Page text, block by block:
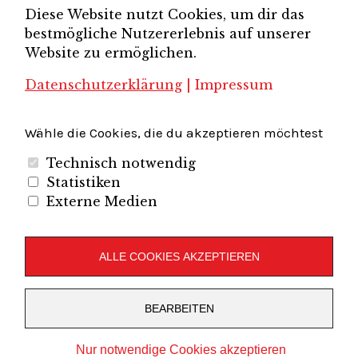
Brandenburg-Berlin e.V.
Unternehmerverband Sachsen e.V. Unternehmervereinigung Uckermark
Unternehmervereinigung Uckermark e.V.
Wirtschaftshof Spandau e.V. Volkswirtschaftlicher Dialog
Unternehmerverband Brandenburg-Berlin e.V.
Folgen Sie uns auf
LinkedInInstagram
Slideshare
Youtube
Stolz präsentiert vonWordPress
Diese Website nutzt Cookies, um dir das
bestmögliche Nutzererlebnis auf unserer
Website zu ermöglichen.
Datenschutzerklärung
Impressum
Wähle die Cookies, die du akzeptieren möchtest
Technisch notwendig
Statistiken
Externe Medien
ALLE COOKIES AKZEPTIEREN
BEARBEITEN
Nur notwendige Cookies akzeptieren